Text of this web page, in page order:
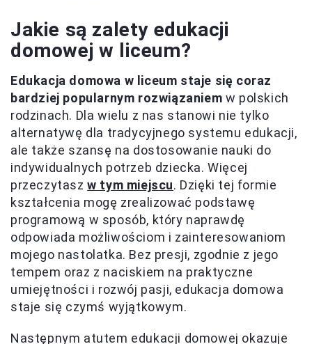
Jakie są zalety edukacji
domowej w liceum?
Edukacja domowa w liceum staje się coraz
bardziej popularnym rozwiązaniem w polskich
rodzinach. Dla wielu z nas stanowi nie tylko
alternatywę dla tradycyjnego systemu edukacji,
ale także szansę na dostosowanie nauki do
indywidualnych potrzeb dziecka. Więcej
przeczytaszw tym miejscu. Dzięki tej formie
kształcenia mogę zrealizować podstawę
programową w sposób, który naprawdę
odpowiada możliwościom i zainteresowaniom
mojego nastolatka. Bez presji, zgodnie z jego
tempem oraz z naciskiem na praktyczne
umiejętności i rozwój pasji, edukacja domowa
staje się czymś wyjątkowym.
Następnym atutem edukacji domowej okazuje